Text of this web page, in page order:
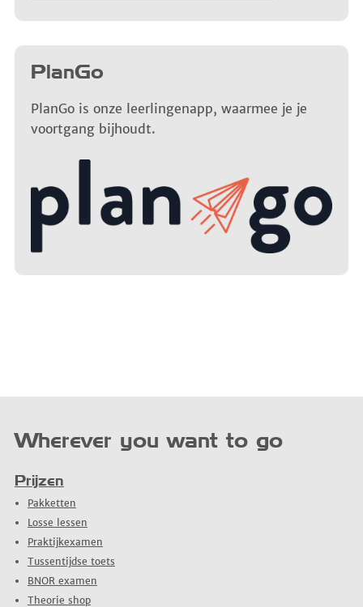
PlanGo
PlanGo is onze leerlingenapp, waarmee je je
voortgang bijhoudt.
Wherever you want to go
Prijzen
Pakketten
Losse lessen
Praktijkexamen
Tussentijdse toets
BNOR examen
Theorie shop